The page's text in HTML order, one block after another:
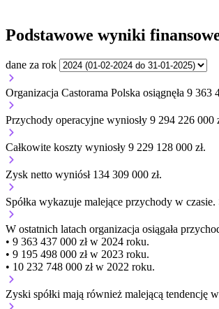
Podstawowe wyniki
dane za rok
Organizacja Castorama Polska osiągnęła 9 363
Przychody operacyjne wyniosły 9 294 226 000
Całkowite koszty wyniosły 9 229 128 000 zł.
Zysk netto wyniósł 134 309 000 zł.
Spółka wykazuje malejące przychody w czasie.
W ostatnich latach organizacja osiągała
• 9 363 437 000 zł w 2024 roku.
• 9 195 498 000 zł w 2023 roku.
• 10 232 748 000 zł w 2022 roku.
Zyski spółki mają również malejącą tendencję